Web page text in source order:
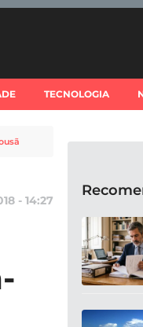
TECNOLOGIA
- 14:27